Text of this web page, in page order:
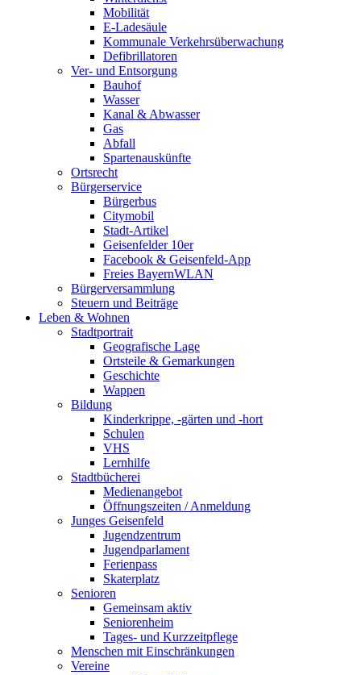
Mobilität
E-Ladesäule
Kommunale Verkehrsüberwachung
Defibrillatoren
Ver- und Entsorgung
Bauhof
Wasser
Kanal & Abwasser
Gas
Abfall
Spartenauskünfte
Ortsrecht
Bürgerservice
Bürgerbus
Citymobil
Stadt-Artikel
Geisenfelder 10er
Facebook & Geisenfeld-App
Freies BayernWLAN
Bürgerversammlung
Steuern und Beiträge
Leben & Wohnen
Stadtportrait
Geografische Lage
Ortsteile & Gemarkungen
Geschichte
Wappen
Bildung
Kinderkrippe, -gärten und -hort
Schulen
VHS
Lernhilfe
Stadtbücherei
Medienangebot
Öffnungszeiten / Anmeldung
Junges Geisenfeld
Jugendzentrum
Jugendparlament
Ferienpass
Skaterplatz
Senioren
Gemeinsam aktiv
Seniorenheim
Tages- und Kurzzeitpflege
Menschen mit Einschränkungen
Vereine